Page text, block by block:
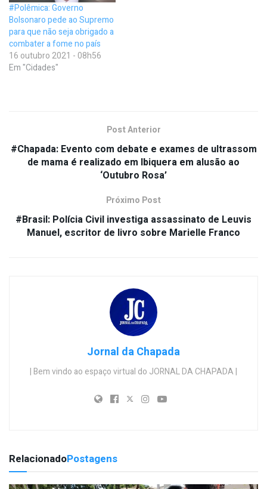
#Polêmica: Governo
Bolsonaro pede ao Supremo
para que não seja obrigado a
combater a fome no país
16 outubro 2021 - 08h56
Em "Cidades"
Post Anterior
#Chapada: Evento com debate e exames de ultrassom
de mama é realizado em Ibiquera em alusão ao
‘Outubro Rosa’
Próximo Post
#Brasil: Polícia Civil investiga assassinato de Leuvis
Manuel, escritor de livro sobre Marielle Franco
Jornal da Chapada
| Bem vindo ao espaço virtual do JORNAL DA CHAPADA |
RelacionadoPostagens